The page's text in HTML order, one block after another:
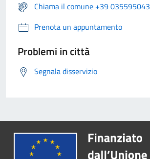
Chiama il comune +39 035595043
Prenota un appuntamento
Problemi in città
Segnala disservizio